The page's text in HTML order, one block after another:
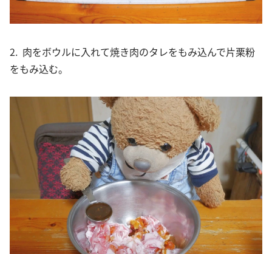
2. 肉をボウルに入れて焼き肉のタレをもみ込んで片栗粉
をもみ込む。